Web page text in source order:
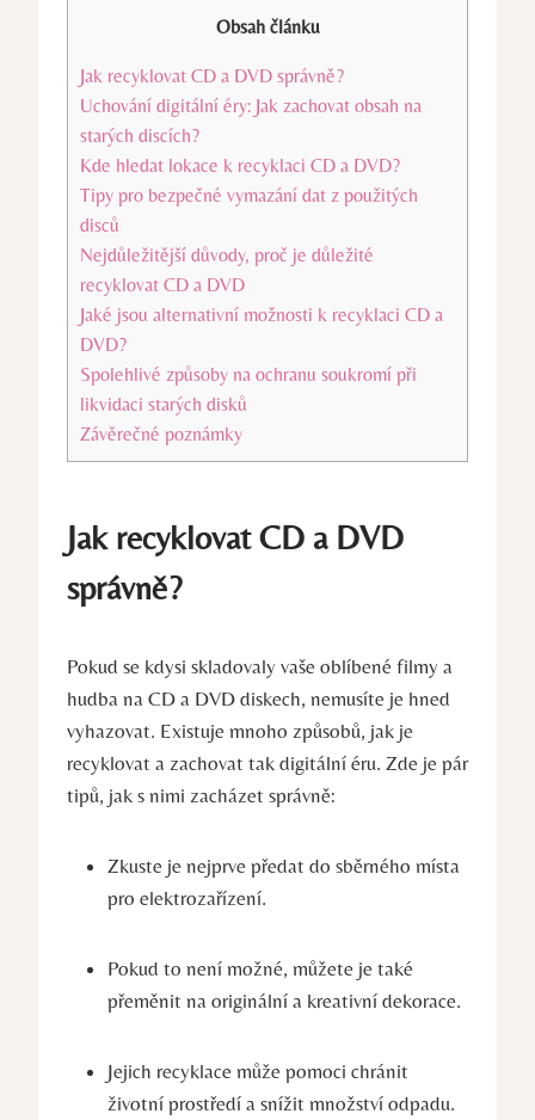
Obsah článku
Jak recyklovat CD a DVD správně?
Uchování digitální éry: Jak zachovat obsah na
starých discích?
Kde hledat lokace k recyklaci CD a DVD?
Tipy pro bezpečné vymazání dat z použitých
disců
Nejdůležitější důvody, proč je důležité
recyklovat CD a DVD
Jaké jsou alternativní možnosti k recyklaci CD a
DVD?
Spolehlivé způsoby na ochranu soukromí při
likvidaci starých disků
Závěrečné poznámky
Jak recyklovat CD a DVD
správně?
Pokud se kdysi skladovaly vaše oblíbené filmy a
hudba na CD a DVD diskech, nemusíte je hned
vyhazovat. Existuje mnoho způsobů, jak je
recyklovat a zachovat tak digitální éru. Zde je pár
tipů, jak s nimi zacházet správně:
Zkuste je nejprve předat do sběrného místa
pro elektrozařízení.
Pokud to není možné, můžete je také
přeměnit na originální a kreativní dekorace.
Jejich recyklace může pomoci chránit
životní prostředí a snížit množství odpadu.